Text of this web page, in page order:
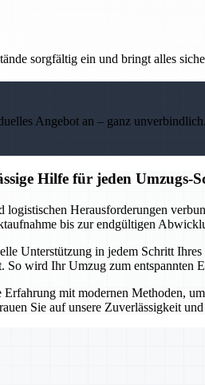
sorgfältig ein und bringt alles
Angebot an – ganz unverbindlich.
Hilfe für jeden Umzugs-
Herausforderungen
bis zur endgültigen
Unterstützung in jedem Schritt
So wird Ihr Umzug zum entspannten
mit modernen Methoden,
Sie auf unsere Zuverlässigkeit